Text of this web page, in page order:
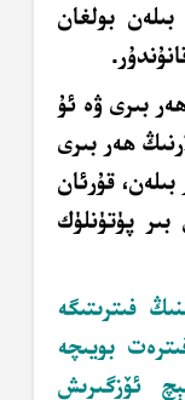
بىلەن بولغان
بىرى ۋە ئۇ
ھەر بىرى
قۇرئان
بىر پۈتۈنلۈك
فىترىتىگە
بويىچە
ئۆزگىرىش